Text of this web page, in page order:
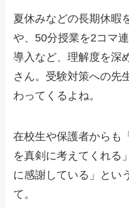
夏休みなどの長期休暇
や、50分授業を2コマ
導入など、理解度を深
さん。受験対策への先
わってくるよね。
在校生や保護者からも
を真剣に考えてくれる
に感謝している」とい
て。